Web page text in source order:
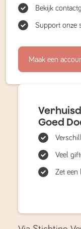
Bekijk
Support onze
Maak een
Goed
Veel
Zet een